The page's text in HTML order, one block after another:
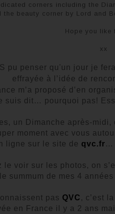
corners including the
the beauty corner by Lord and
Hope you like
xx
pu penser qu'un jour je
effrayée à l’idée de
m’a proposé d’en
suis dit… pourquoi pas!
un Dimanche après-midi,
moment avec vous
ligne sur le site de qvc.fr…
le voir sur les photos, on
le summum de mes 4
pas QVC , c’est
en France il y a 2 ans